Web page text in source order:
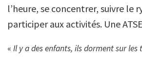
l’heure, se concentrer, suivre le
participer aux activités. Une
« Il y a des enfants, ils dorment sur les